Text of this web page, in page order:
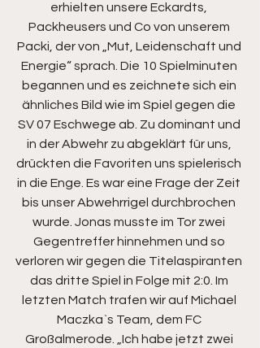
erhielten unsere Eckardts,
Packheusers und Co von unserem
Packi, der von „Mut, Leidenschaft und
Energie“ sprach. Die 10 Spielminuten
begannen und es zeichnete sich ein
ähnliches Bild wie im Spiel gegen die
SV 07 Eschwege ab. Zu dominant und
in der Abwehr zu abgeklärt für uns,
drückten die Favoriten uns spielerisch
in die Enge. Es war eine Frage der Zeit
bis unser Abwehrrigel durchbrochen
wurde. Jonas musste im Tor zwei
Gegentreffer hinnehmen und so
verloren wir gegen die Titelaspiranten
das dritte Spiel in Folge mit 2:0. Im
letzten Match trafen wir auf Michael
Maczka`s Team, dem FC
Großalmerode. „Ich habe jetzt zwei